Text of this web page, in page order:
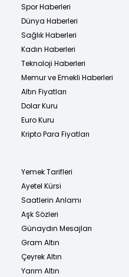
Spor Haberleri
Dünya Haberleri
Sağlık Haberleri
Kadın Haberleri
Teknoloji Haberleri
Memur ve Emekli Haberleri
Altın Fiyatları
Dolar Kuru
Euro Kuru
Kripto Para Fiyatları
Yemek Tarifleri
Ayetel Kürsi
Saatlerin Anlamı
Aşk Sözleri
Günaydın Mesajları
Gram Altın
Çeyrek Altın
Yarım Altın